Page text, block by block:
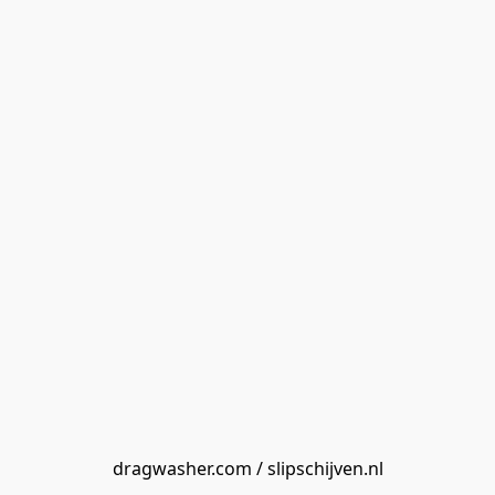
dragwasher.com / slipschijven.nl